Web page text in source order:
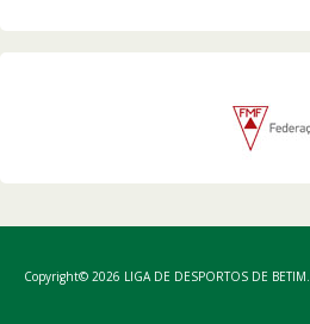
Copyright© 2026 LIGA DE DESPORTOS DE BETIM.